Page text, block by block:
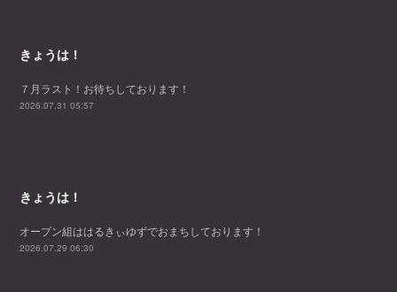
きょうは！
７月ラスト！お待ちしております！
2026.07.31 05:57
きょうは！
オープン組ははるきぃゆずでおまちしております！
2026.07.29 06:30